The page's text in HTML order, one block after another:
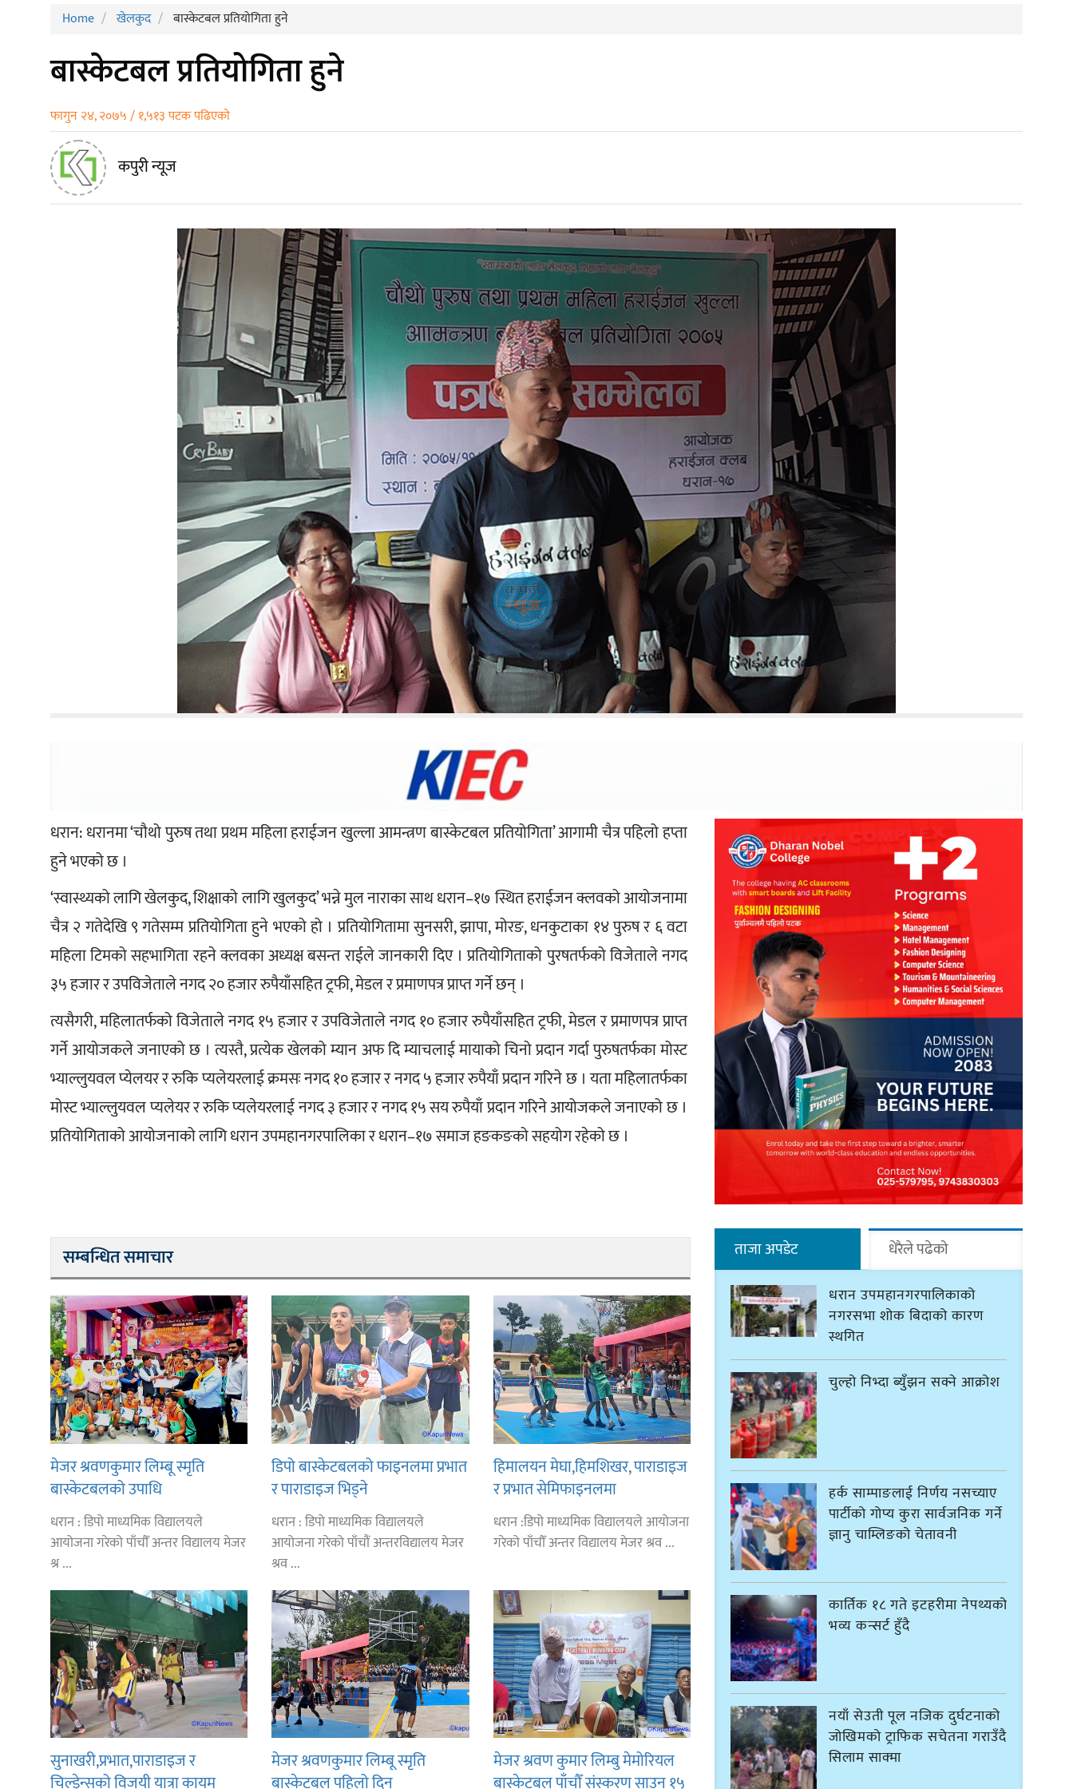
Home खेलकुद बास्केटबल प्रतियोगिता हुने
बास्केटबल प्रतियोगिता हुने
फागुन २४, २०७५ / १,५१३ पटक पढिएको
कपुरी न्यूज
धरान: धरानमा ‘चौथो पुरुष तथा प्रथम महिला हराईजन खुल्ला आमन्त्रण बास्केटबल प्रतियोगिता’ आगामी चैत्र पहिलो हप्ता
हुने भएको छ ।
‘स्वास्थ्यको लागि खेलकुद, शिक्षाको लागि खुलकुद’ भन्ने मुल नाराका साथ धरान–१७ स्थित हराईजन क्लवको आयोजनामा
चैत्र २ गतेदेखि ९ गतेसम्म प्रतियोगिता हुने भएको हो । प्रतियोगितामा सुनसरी, झापा, मोरङ, धनकुटाका १४ पुरुष र ६ वटा
महिला टिमको सहभागिता रहने क्लवका अध्यक्ष बसन्त राईले जानकारी दिए । प्रतियोगिताको पुरषतर्फको विजेताले नगद
३५ हजार र उपविजेताले नगद २० हजार रुपैयाँसहित ट्रफी, मेडल र प्रमाणपत्र प्राप्त गर्ने छन् ।
त्यसैगरी, महिलातर्फको विजेताले नगद १५ हजार र उपविजेताले नगद १० हजार रुपैयाँसहित ट्रफी, मेडल र प्रमाणपत्र प्राप्त
गर्ने आयोजकले जनाएको छ । त्यस्तै, प्रत्येक खेलको म्यान अफ दि म्याचलाई मायाको चिनो प्रदान गर्दा पुरुषतर्फका मोस्ट
भ्याल्लुयवल प्येलयर र रुकि प्यलेयरलाई क्रमसः नगद १० हजार र नगद ५ हजार रुपैयाँ प्रदान गरिने छ । यता महिलातर्फका
मोस्ट भ्याल्लुयवल प्यलेयर र रुकि प्यलेयरलाई नगद ३ हजार र नगद १५ सय रुपैयाँ प्रदान गरिने आयोजकले जनाएको छ ।
प्रतियोगिताको आयोजनाको लागि धरान उपमहानगरपालिका र धरान–१७ समाज हङकङको सहयोग रहेको छ ।
सम्बन्धित समाचार
मेजर श्रवणकुमार लिम्बू स्मृति
बास्केटबलको उपाधि
प्रभातलाई,पाराडाइज उपविजेतामा
सीमित
धरान : डिपो माध्यमिक विद्यालयले
आयोजना गरेको पाँचौँ अन्तर विद्यालय मेजर
श्र ...
डिपो बास्केटबलको फाइनलमा प्रभात
र पाराडाइज भिड्ने
धरान : डिपो माध्यमिक विद्यालयले
आयोजना गरेको पाँचौं अन्तरविद्यालय मेजर
श्रव ...
हिमालयन मेघा,हिमशिखर, पाराडाइज
र प्रभात सेमिफाइनलमा
धरान :डिपो माध्यमिक विद्यालयले आयोजना
गरेको पाँचौँ अन्तर विद्यालय मेजर श्रव ...
सुनाखरी,प्रभात,पाराडाइज र
मेजर श्रवणकुमार लिम्बू स्मृति
मेजर श्रवण कुमार लिम्बु मेमोरियल
ताजा अपडेट धेरैले पढेको
धरान उपमहानगरपालिकाको
नगरसभा शोक बिदाको कारण
स्थगित
चुल्हो निभ्दा ब्युँझन सक्ने आक्रोश
हर्क साम्पाङलाई निर्णय नसच्याए
पार्टीको गोप्य कुरा सार्वजनिक गर्ने
ज्ञानु चाम्लिङको चेतावनी
कार्तिक १८ गते इटहरीमा नेपथ्यको
भव्य कन्सर्ट हुँदै
नयाँ सेउती पूल नजिक दुर्घटनाको
जोखिमको ट्राफिक सचेतना गराउँदै
सिलाम साक्मा